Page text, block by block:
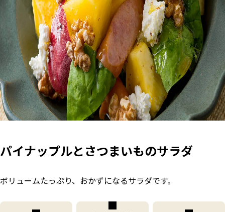
パイナップルとさつまいものサラダ
ボリュームたっぷり、おかずになるサラダです。